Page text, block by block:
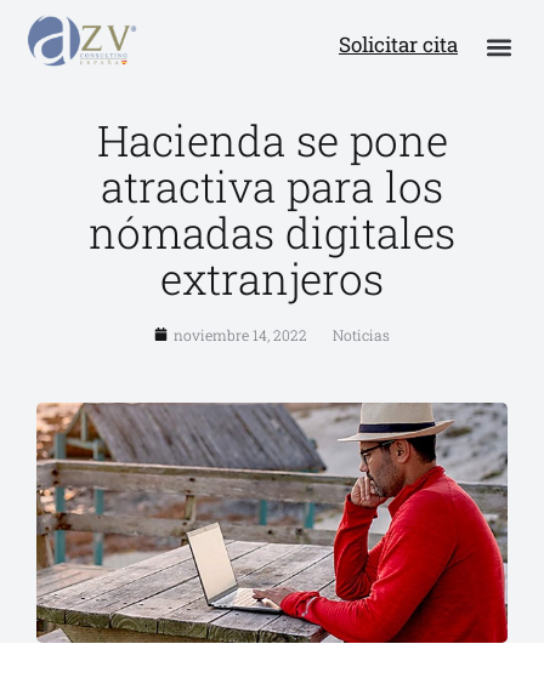
Solicitar cita
Hacienda se pone
atractiva para los
nómadas digitales
extranjeros
noviembre 14, 2022 Noticias